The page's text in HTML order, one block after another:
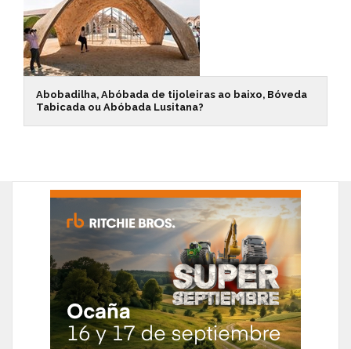
Abobadilha, Abóbada de tijoleiras ao baixo, Bóveda
Tabicada ou Abóbada Lusitana?